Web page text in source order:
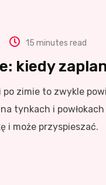
15 minutes read
kiedy
zimie to zwykle
tynkach i
i może przyspieszać.